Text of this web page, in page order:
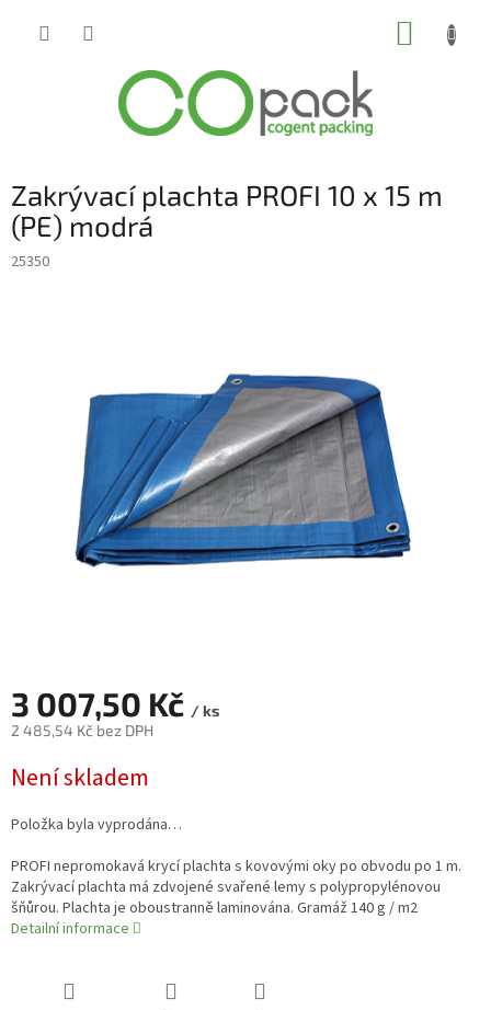
Zakrývací plachta PROFI 10 x 15 m
(PE) modrá
25350
3 007,50 Kč / ks
2 485,54 Kč bez DPH
cena:
Není skladem
Položka byla vyprodána…
PROFI nepromokavá krycí plachta s kovovými oky po obvodu po 1 m.
Zakrývací plachta má zdvojené svařené lemy s polypropylénovou
šňůrou. Plachta je oboustranně laminována. Gramáž 140 g / m2
Detailní informace